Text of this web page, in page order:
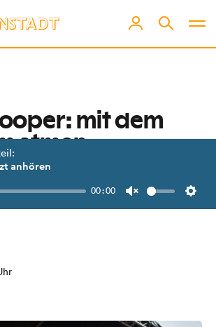
anhören
00:00
Unmute
mit dem
atmen
Künstler tritt
Clown und Boxer auf.